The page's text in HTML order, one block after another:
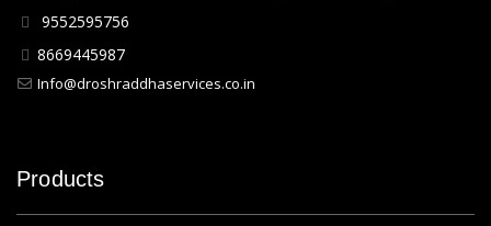
9552595756
8669445987
Info@droshraddhaservices.co.in
Products